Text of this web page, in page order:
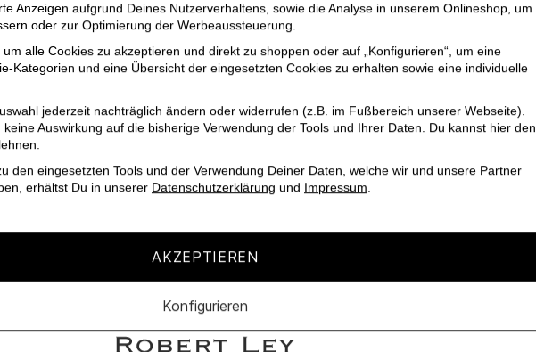
wie bequem Stil sein kann!
Elasthan
Anzeigen aufgrund Deines Nutzerverhaltens, sowie die Analyse in unserem Onlineshop, um
oder zur Optimierung der Werbeaussteuerung.
um alle Cookies zu akzeptieren und direkt zu shoppen oder auf „Konfigurieren“, um eine
Kategorien und eine Übersicht der eingesetzten Cookies zu erhalten sowie eine individuelle
jederzeit nachträglich ändern oder widerrufen (z.B. im Fußbereich unserer Webseite).
Auswirkung auf die bisherige Verwendung der Tools und Ihrer Daten. Du kannst hier den
den eingesetzten Tools und der Verwendung Deiner Daten, welche wir und unsere Partner
erhältst Du in unserer Datenschutzerklärung und Impressum.
AKZEPTIEREN
Konfigurieren